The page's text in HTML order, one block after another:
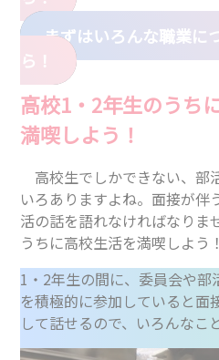
まずはいろんな職業に
ら！
高校1・2年生のうち
満喫しよう！
高校生でしかできない、部
いろありますよね。面接が伴
活の話を語れなければなりま
うちに高校生活を満喫しよう！
1・2年生の間に、委員会や
を積極的に参加していると面
して話せるので、いろんなこ